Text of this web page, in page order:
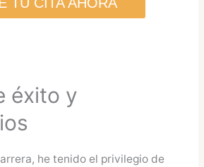
éxito y
he tenido el privilegio de